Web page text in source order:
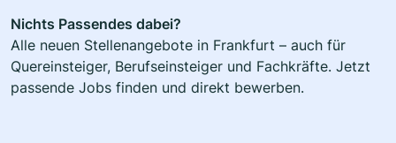
Nichts Passendes dabei?
Alle neuen Stellenangebote in Frankfurt – auch für
Quereinsteiger, Berufseinsteiger und Fachkräfte. Jetzt
passende Jobs finden und direkt bewerben.